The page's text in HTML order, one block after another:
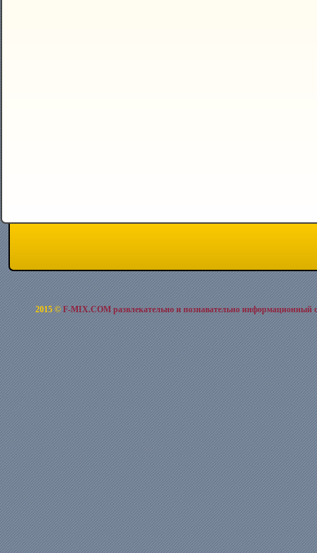
2015 ©F-MIX.COM развлекательно и познавательно информационный